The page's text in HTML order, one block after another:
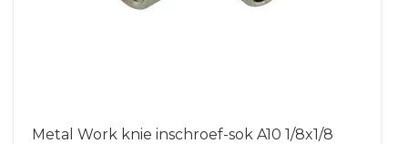
Metal Work knie inschroef-sok A10 1/8x1/8